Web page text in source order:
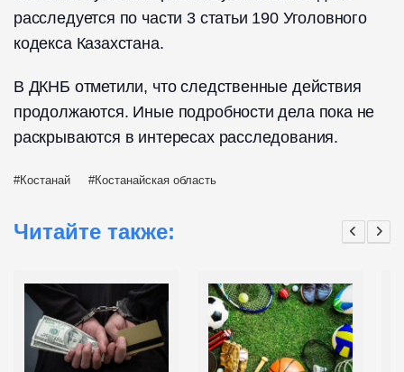
расследуется по части 3 статьи 190 Уголовного
кодекса Казахстана.
В ДКНБ отметили, что следственные действия
продолжаются. Иные подробности дела пока не
раскрываются в интересах расследования.
Костанай Костанайская область
Читайте также: